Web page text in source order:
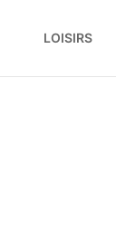
LOISIRS